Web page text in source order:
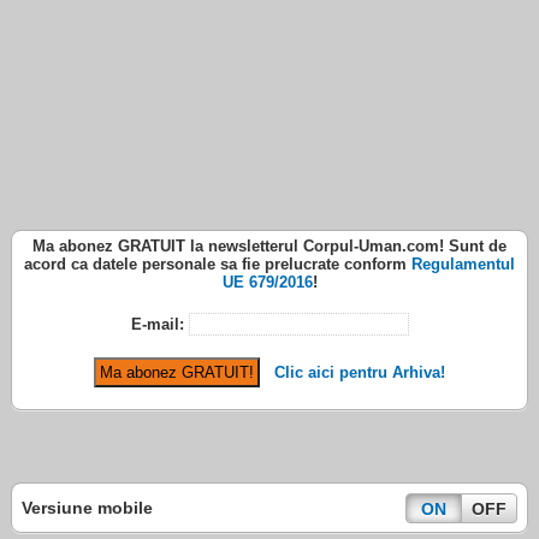
Ma abonez GRATUIT la newsletterul Corpul-Uman.com! Sunt de
acord ca datele personale sa fie prelucrate conform Regulamentul
UE 679/2016!
E-mail:
Clic aici pentru Arhiva!
Versiune mobile ON OFF